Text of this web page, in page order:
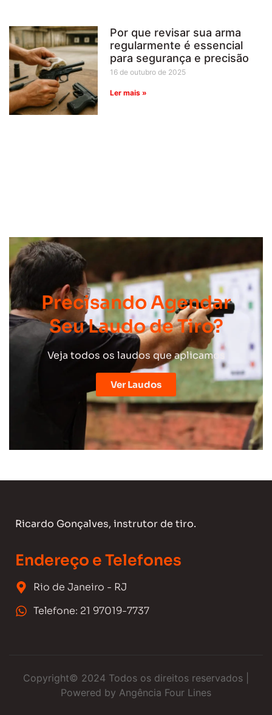
Por que revisar sua arma
regularmente é essencial
para segurança e precisão
16 de outubro de 2025
Ler mais »
Precisando Agendar
Seu Laudo de Tiro?
Veja todos os laudos que aplicamos
Ver Laudos
Ricardo Gonçalves, instrutor de tiro.
Endereço e Telefones
Rio de Janeiro - RJ
Telefone: 21 97019-7737
Copyright© 2024 Todos os direitos reservados |
Powered by Angência Four Lines